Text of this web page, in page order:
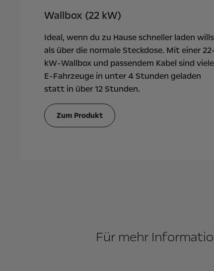
Wallbox (22 kW)
Ideal, wenn du zu Hause schneller laden
als über die normale Steckdose. Mit einer
kW-Wallbox und passendem Kabel sind viele
E-Fahrzeuge in unter 4 Stunden geladen
statt in über 12 Stunden.
Zum Produkt
Für mehr